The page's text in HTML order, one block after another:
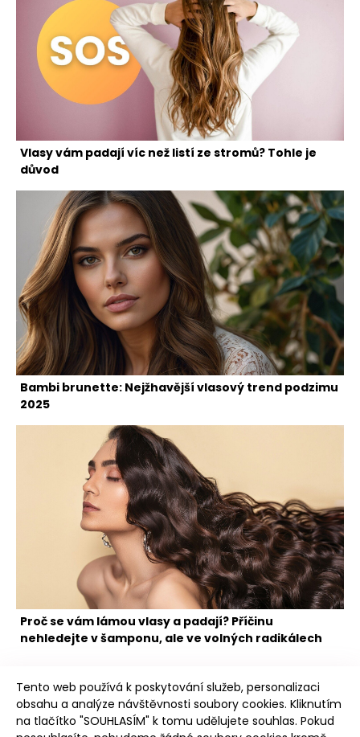
Vlasy vám padají víc než listí ze stromů? Tohle je
důvod
Bambi brunette: Nejžhavější vlasový trend podzimu
2025
Proč se vám lámou vlasy a padají? Příčinu
nehledejte v šamponu, ale ve volných radikálech
Tento web používá k poskytování služeb, personalizaci
obsahu a analýze návštěvnosti soubory cookies. Kliknutím
na tlačítko "SOUHLASÍM" k tomu udělujete souhlas. Pokud